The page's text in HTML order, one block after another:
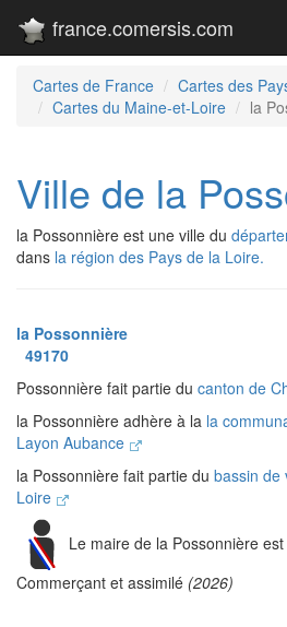
france.comersis.com
Cartes de France
Cartes des
Cartes du Maine-et-Loire
la
Ville de la
la Possonnière est une ville du
dans la région des Pays de la Loire.
la Possonnière
49170
Possonnière fait partie du canton de
la Possonnière adhère à la la
Layon Aubance
la Possonnière fait partie du bassin de
Loire
Le maire de la Possonnière est
Commerçant et assimilé (2026)